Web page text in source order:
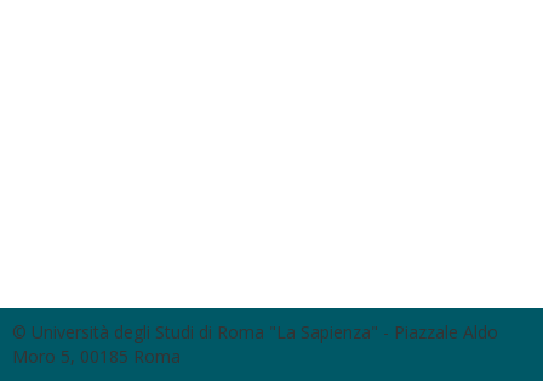
© Università degli Studi di Roma "La Sapienza" - Piazzale Aldo
Moro 5, 00185 Roma